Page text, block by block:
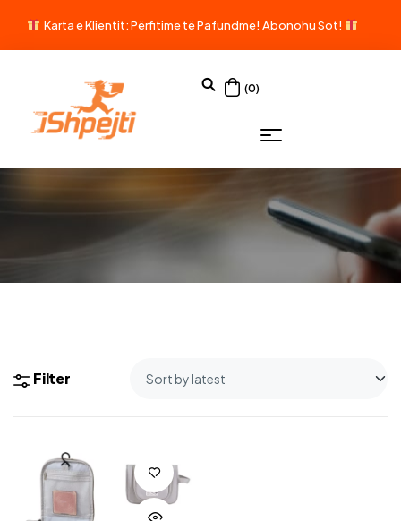
Karta e Klientit: Përfitime të Pafundme! Abonohu Sot!
(0)
Filter